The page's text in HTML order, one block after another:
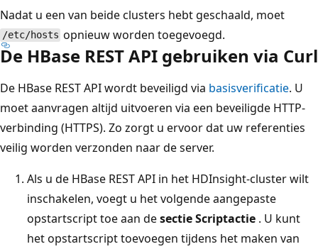
Nadat u een van beide clusters hebt geschaald, moet
/etc/hosts opnieuw worden toegevoegd.
De HBase REST API gebruiken via Curl
De HBase REST API wordt beveiligd via basisverificatie. U
moet aanvragen altijd uitvoeren via een beveiligde HTTP-
verbinding (HTTPS). Zo zorgt u ervoor dat uw referenties
veilig worden verzonden naar de server.
Als u de HBase REST API in het HDInsight-cluster wilt
inschakelen, voegt u het volgende aangepaste
opstartscript toe aan desectie Scriptactie . U kunt
het opstartscript toevoegen tijdens het maken van